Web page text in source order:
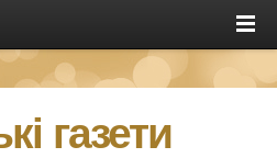
газети